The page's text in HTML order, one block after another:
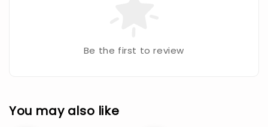
Be the first to review
You may also like